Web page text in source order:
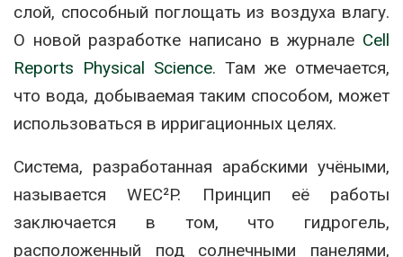
слой, способный поглощать из воздуха влагу.
О новой разработке написано в журнале Cell
Reports Physical Science. Там же отмечается,
что вода, добываемая таким способом, может
использоваться в ирригационных целях.
Система, разработанная арабскими учёными,
называется WEC²P. Принцип её работы
заключается в том, что гидрогель,
расположенный под солнечными панелями,